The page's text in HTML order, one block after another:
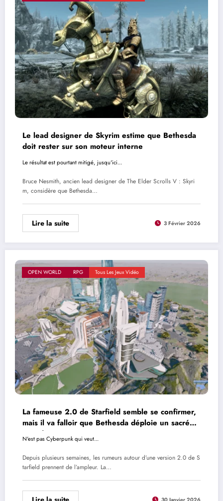
Le lead designer de Skyrim estime que Bethesda
doit rester sur son moteur interne
Le résultat est pourtant mitigé, jusqu'ici...
Bruce Nesmith, ancien lead designer de The Elder Scrolls V : Skyri
m, considère que Bethesda…
Lire la suite 3 Février 2026
OPEN WORLD RPG Tous Les Jeux Vidéo
La fameuse 2.0 de Starfield semble se confirmer,
mais il va falloir que Bethesda déploie un sacré
tour de magie
N'est pas Cyberpunk qui veut...
Depuis plusieurs semaines, les rumeurs autour d’une version 2.0 de S
tarfield prennent de l’ampleur. La…